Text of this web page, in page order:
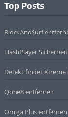
Top Posts
BlockAndSurf
FlashPlayer
Detekt findet Xtreme
Qone8 entfernen
Omiga Plus entfernen